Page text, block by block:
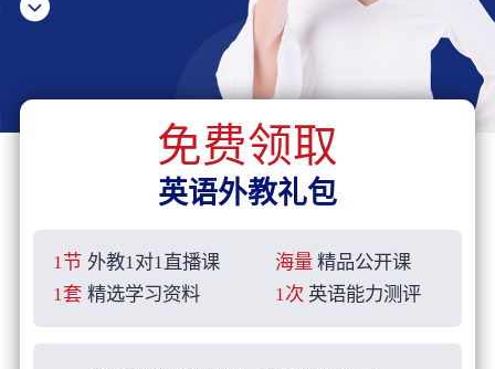
免费领取
英语外教礼包
1节 外教1对1直播课 海量 精品公开课
1套 精选学习资料 1次 英语能力测评